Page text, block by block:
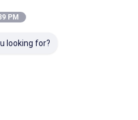
PM
looking for?